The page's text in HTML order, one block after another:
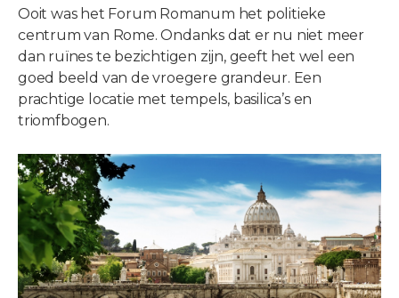
Ooit was het Forum Romanum het politieke
centrum van Rome. Ondanks dat er nu niet meer
dan ruïnes te bezichtigen zijn, geeft het wel een
goed beeld van de vroegere grandeur. Een
prachtige locatie met tempels, basilica’s en
triomfbogen.